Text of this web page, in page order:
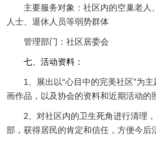
主要服务对象：社区内的空巢老人
人士、退休人员等弱势群体
管理部门：社区居委会
七、活动资料：
1、展出以“心目中的完美社区”为主
画作品，以及协会的资料和近期活动的
2、对社区内的卫生死角进行清理，
部，获得居民的肯定和信任，方便今后